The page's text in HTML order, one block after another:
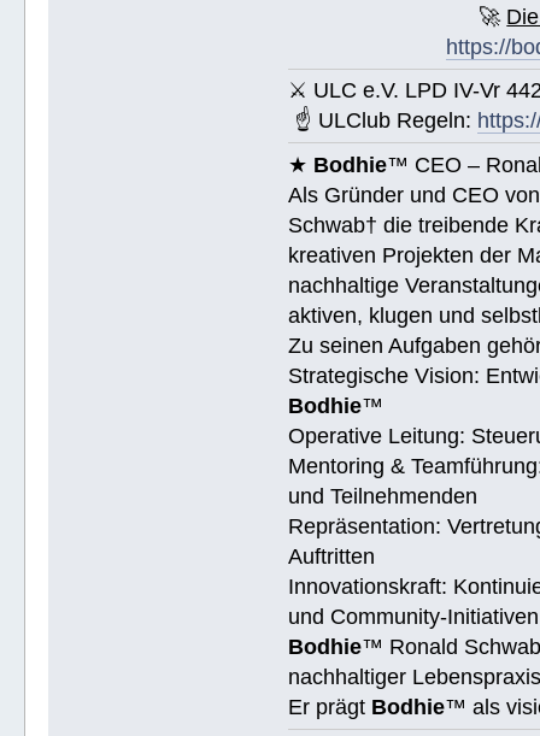
🚀
https://
⚔ ULC e.V. LPD IV-Vr
☝ ULClub Regeln:
★ Bodhie™ CEO –
Als Gründer und CEO
Schwab† die treibende
kreativen Projekten der
nachhaltige
aktiven, klugen und
Zu seinen Aufgaben
Strategische Vision:
Bodhie™
Operative Leitung:
Mentoring &
und Teilnehmenden
Repräsentation:
Auftritten
Innovationskraft:
und Community-Initiativen
Bodhie™ Ronald
nachhaltiger
Er prägt Bodhie™ als